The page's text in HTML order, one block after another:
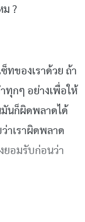
ม ?
ทของเราด้วย ถ้า
ทุกๆ อย่างเพื่อให้
นก็ผิดพลาดได้
าเราผิดพลาด
ยอมรับก่อนว่า